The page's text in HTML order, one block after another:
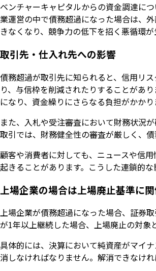
ベンチャーキャピタルからの資金調達に
業運営の中で債務超過になった場合は、
きなくなり、競争力の低下を招く悪循環が
取引先・仕入れ先への影響
債務超過が取引先に知られると、信用リ
り、与信枠を削減されたりすることがあ
になり、資金繰りにさらなる負担がかかり
また、入札や受注審査において財務状況
取引では、財務健全性の審査が厳しく、
顧客や消費者に対しても、ニュースや信
起きることがあります。こうした連鎖的
上場企業の場合は上場廃止基準に
上場企業が債務超過になった場合、証券
が1年以上継続した場合、上場廃止の対象
具体的には、決算において純資産がマイ
消しなければなりません。解消できなけ